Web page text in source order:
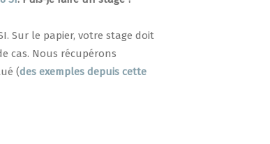
Sur le papier, votre stage doit
cas. Nous récupérons
(des exemples depuis cette